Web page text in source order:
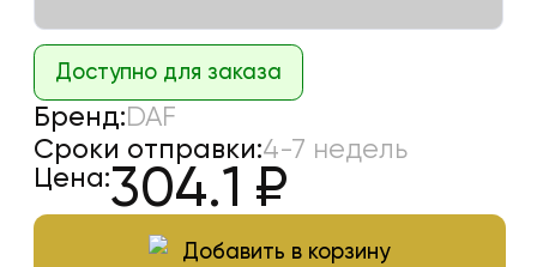
Доступно для заказа
Бренд:DAF
Сроки отправки:4-7 недель
Цена:304.1 ₽
Добавить в корзину